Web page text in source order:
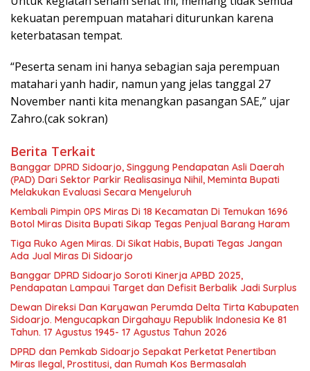
kekuatan perempuan matahari diturunkan karena
keterbatasan tempat.
“Peserta senam ini hanya sebagian saja perempuan
matahari yanh hadir, namun yang jelas tanggal 27
November nanti kita menangkan pasangan SAE,” ujar
Zahro.(cak sokran)
Berita Terkait
Banggar DPRD Sidoarjo, Singgung Pendapatan Asli Daerah
(PAD) Dari Sektor Parkir Realisasinya Nihil, Meminta Bupati
Melakukan Evaluasi Secara Menyeluruh
Kembali Pimpin 0PS Miras Di 18 Kecamatan Di Temukan 1696
Botol Miras Disita Bupati Sikap Tegas Penjual Barang Haram
Tiga Ruko Agen Miras. Di Sikat Habis, Bupati Tegas Jangan
Ada Jual Miras Di Sidoarjo
Banggar DPRD Sidoarjo Soroti Kinerja APBD 2025,
Pendapatan Lampaui Target dan Defisit Berbalik Jadi Surplus
Dewan Direksi Dan Karyawan Perumda Delta Tirta Kabupaten
Sidoarjo. Mengucapkan Dirgahayu Republik Indonesia Ke 81
Tahun. 17 Agustus 1945- 17 Agustus Tahun 2026
DPRD dan Pemkab Sidoarjo Sepakat Perketat Penertiban
Miras Ilegal, Prostitusi, dan Rumah Kos Bermasalah